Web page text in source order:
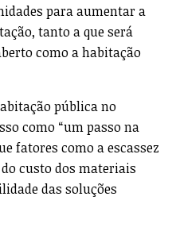
para aumentar a
tanto a que será
como a habitação
pública no
como “um passo na
fatores como a escassez
custo dos materiais
das soluções